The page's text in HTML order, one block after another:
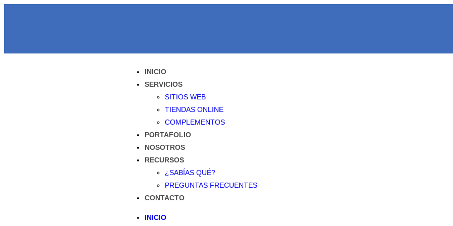
INICIO
SERVICIOS
SITIOS WEB
TIENDAS ONLINE
COMPLEMENTOS
PORTAFOLIO
NOSOTROS
RECURSOS
¿SABÍAS QUÉ?
PREGUNTAS FRECUENTES
CONTACTO
INICIO